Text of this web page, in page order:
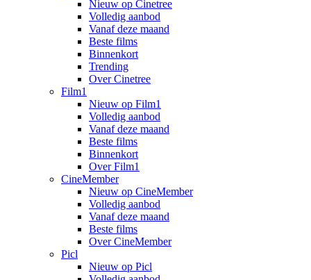
Nieuw op Cinetree
Volledig aanbod
Vanaf deze maand
Beste films
Binnenkort
Trending
Over Cinetree
Film1
Nieuw op Film1
Volledig aanbod
Vanaf deze maand
Beste films
Binnenkort
Over Film1
CineMember
Nieuw op CineMember
Volledig aanbod
Vanaf deze maand
Beste films
Over CineMember
Picl
Nieuw op Picl